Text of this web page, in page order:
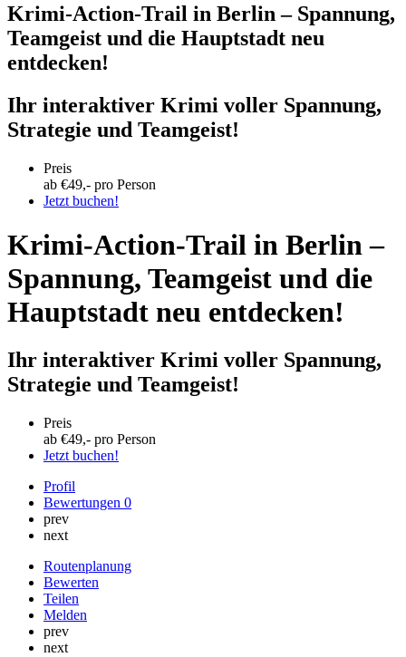
Krimi-Action-Trail in Berlin – Spannung,
Teamgeist und die Hauptstadt neu
entdecken!
Ihr interaktiver Krimi voller Spannung,
Strategie und Teamgeist!
Preis
ab €49,- pro Person
Jetzt buchen!
Krimi-Action-Trail in Berlin –
Spannung, Teamgeist und die
Hauptstadt neu entdecken!
Ihr interaktiver Krimi voller Spannung,
Strategie und Teamgeist!
Preis
ab €49,- pro Person
Jetzt buchen!
Profil
Bewertungen 0
prev
next
Routenplanung
Bewerten
Teilen
Melden
prev
next